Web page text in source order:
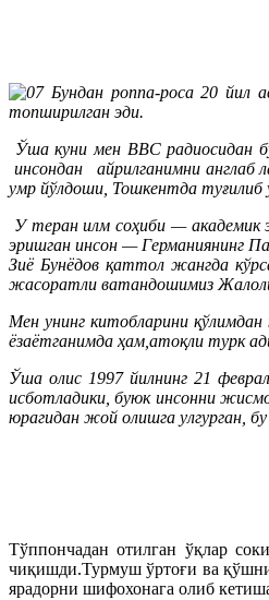
Бундан роппа-роса 20 йил
топширилган эди.
Ўша куни мен BBC радиосидан
инсондан айрилганимни англаб
умр йўлдоши, Тошкентда туғилиб
У теран илм соҳиби — академик
эришган инсон — Германиянинг
Зиё Бунёдов қаттол жангда
жасоратли ватандошимиз
Мен унинг китобларини
ёзаётганимда ҳам,атоқли турк
Ўша олис 1997 йилнинг 21
исботладики, буюк инсонни
юрагидан жой олишга улгурган,
Тўппончадан отилган ўқлар
чиқишди.Турмуш ўртоғи ва
ярадорни шифохонага олиб